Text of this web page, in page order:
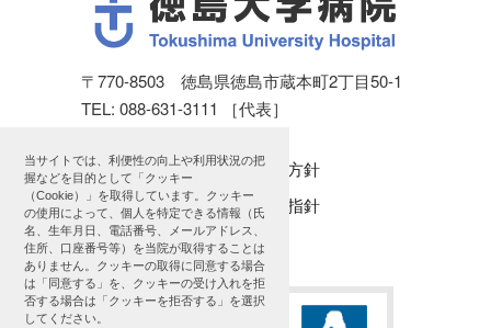
当サイトでは、利便性の向上や利用状況の把
握などを目的として「クッキー
（Cookie）」を取得しています。クッキー
の使用によって、個人を特定できる情報（氏
名、生年月日、電話番号、メールアドレス、
住所、口座番号等）を当院が取得することは
ありません。クッキーの取得に同意する場合
は「同意する」を、クッキーの受け入れを拒
否する場合は「クッキーを拒否する」を選択
してください。
〒770-8503 徳島県徳島市蔵本町2丁目50-1
TEL: 088-631-3111 ［代表］
個人情報保護方針
公表に関する指針
サイトマップ